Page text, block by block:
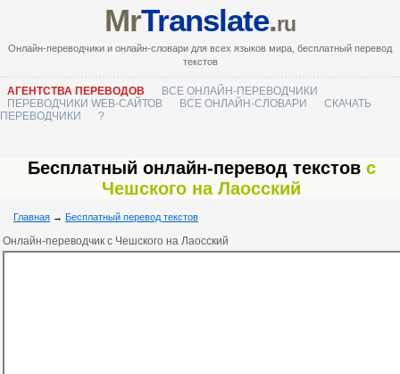
MrTranslate.ru
Онлайн-переводчики и онлайн-словари для всех языков мира, бесплатный перевод
текстов
АГЕНТСТВА ПЕРЕВОДОВ
ВСЕ ОНЛАЙН-ПЕРЕВОДЧИКИ
ПЕРЕВОДЧИКИ WEB-САЙТОВ
ВСЕ ОНЛАЙН-СЛОВАРИ
СКАЧАТЬ
ПЕРЕВОДЧИКИ
?
Бесплатный онлайн-перевод текстов с
Чешского на Лаосский
Главная → Бесплатный перевод текстов
Онлайн-переводчик с Чешского на Лаосский